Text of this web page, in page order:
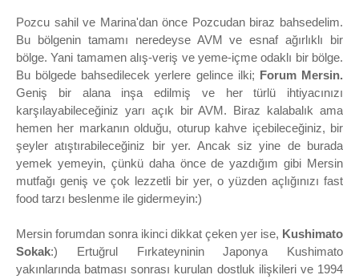
Pozcu sahil ve Marina'dan önce Pozcudan biraz bahsedelim.
Bu bölgenin tamamı neredeyse AVM ve esnaf ağırlıklı bir
bölge. Yani tamamen alış-veriş ve yeme-içme odaklı bir bölge.
Bu bölgede bahsedilecek yerlere gelince ilki; Forum Mersin.
Geniş bir alana inşa edilmiş ve her türlü ihtiyacınızı
karşılayabileceğiniz yarı açık bir AVM. Biraz kalabalık ama
hemen her markanın olduğu, oturup kahve içebileceğiniz, bir
şeyler atıştırabileceğiniz bir yer. Ancak siz yine de burada
yemek yemeyin, çünkü daha önce de yazdığım gibi Mersin
mutfağı geniş ve çok lezzetli bir yer, o yüzden açlığınızı fast
food tarzı beslenme ile gidermeyin:)
Mersin forumdan sonra ikinci dikkat çeken yer ise, Kushimato
Sokak:) Ertuğrul Fırkateyninin Japonya Kushimato
yakınlarında batması sonrası kurulan dostluk ilişkileri ve 1994